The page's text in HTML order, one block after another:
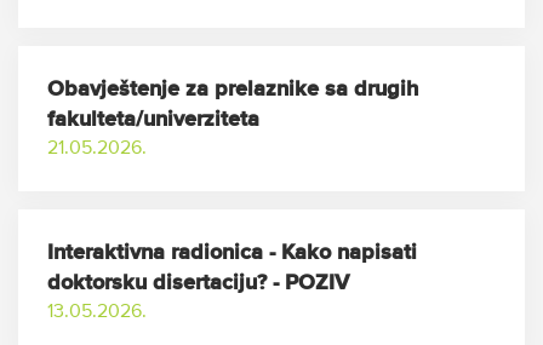
Obavještenje za prelaznike sa drugih
fakulteta/univerziteta
21.05.2026.
Interaktivna radionica - Kako napisati
doktorsku disertaciju? - POZIV
13.05.2026.